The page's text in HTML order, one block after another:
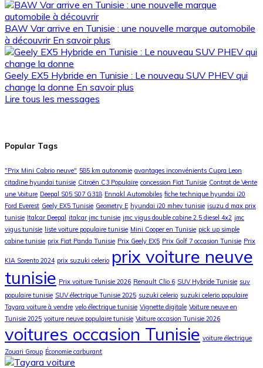
BAW Var arrive en Tunisie : une nouvelle marque automobile
à découvrir En savoir plus
Geely EX5 Hybride en Tunisie : Le nouveau SUV PHEV qui
change la donne En savoir plus
Lire tous les messages
Popular Tags
"Prix Mini Cabrio neuve" 585 km autonomie avantages inconvénients Cupra Leon
citadine hyundai tunisie Citroën C3 Populaire concession Fiat Tunisie Contrat de Vente
une Voiture Deepal S05 S07 G318 Ennakl Automobiles fiche technique hyundai i20
Ford Everest Geely EX5 Tunisie Geometry E hyundai i20 mhev tunisie isuzu d max prix
tunisie Italcar Deepal italcar jmc tunisie jmc vigus double cabine 2.5 diesel 4x2 jmc
vigus tunisie liste voiture populaire tunisie Mini Cooper en Tunisie pick up simple
cabine tunisie prix Fiat Panda Tunisie Prix Geely EX5 Prix Golf 7 occasion Tunisie Prix
KIA Sorento 2024 prix suzuki celerio prix voiture neuve
tunisie Prix voiture Tunisie 2026 Renault Clio 6 SUV Hybride Tunisie suv
populaire tunisie SUV électrique Tunisie 2025 suzuki celerio suzuki celerio populaire
Tayara voiture à vendre velo électrique tunisie Vignette digitale Voiture neuve en
Tunisie 2025 voiture neuve populaire tunisie Voiture occasion Tunisie 2026
voitures occasion Tunisie voiture électrique
Zouari Group Économie carburant